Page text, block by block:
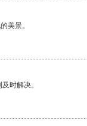
美景。
时解决。